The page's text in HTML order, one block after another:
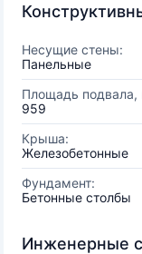
Несущие стены:
Панельные
Площадь подвала,
959
Крыша:
Железобетонные
Фундамент:
Бетонные столбы
Инженерные